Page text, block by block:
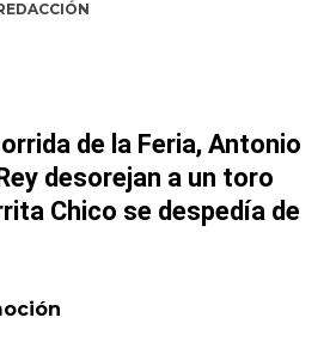
de la Feria, Antonio
desorejan a un toro
Chico se despedía de